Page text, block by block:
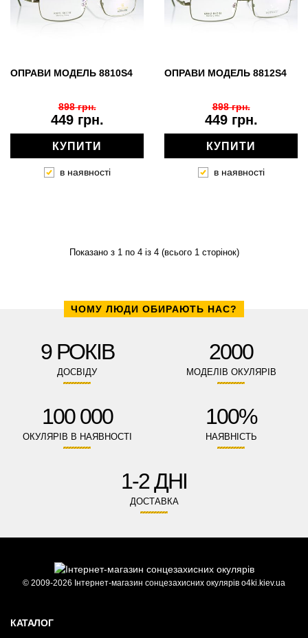
ОПРАВИ МОДЕЛЬ 8810S4
449 грн.
898 грн.
КУПИТИ
в наявності
ОПРАВИ МОДЕЛЬ 8812S4
449 грн.
898 грн.
КУПИТИ
в наявності
Показано з 1 по 4 із 4 (всього 1 сторінок)
ЧОМУ ЛЮДИ ОБИРАЮТЬ НАС?
9 РОКІВ
ДОСВІДУ
2000
МОДЕЛІВ ОКУЛЯРІВ
100 000
ОКУЛЯРІВ В НАЯВНОСТІ
100%
НАЯВНІСТЬ
1-2 ДНІ
ДОСТАВКА
© 2009-2026 Інтернет-магазин сонцезахисних окулярів o4ki.kiev.ua
КАТАЛОГ